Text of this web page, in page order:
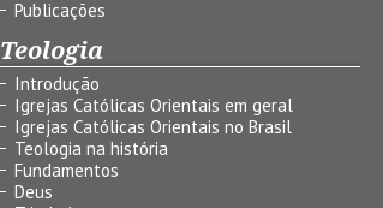
Publicações
Teologia
Introdução
Igrejas Católicas Orientais em geral
Igrejas Católicas Orientais no Brasil
Teologia na história
Fundamentos
Deus